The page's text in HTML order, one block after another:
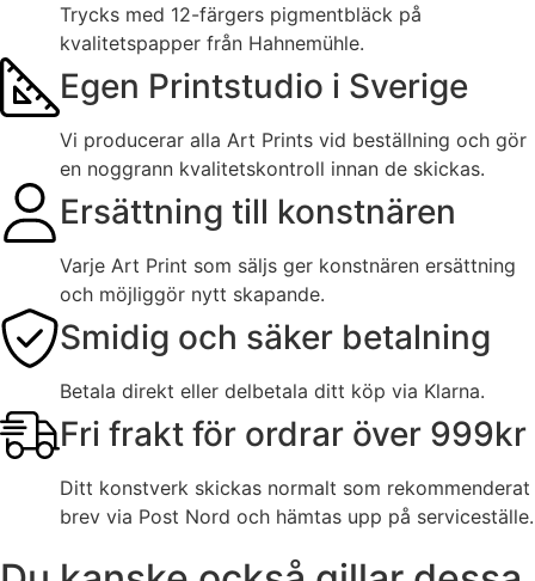
Trycks med 12-färgers pigmentbläck på
kvalitetspapper från Hahnemühle.
Egen Printstudio i Sverige
Vi producerar alla Art Prints vid beställning och gör
en noggrann kvalitetskontroll innan de skickas.
Ersättning till konstnären
Varje Art Print som säljs ger konstnären ersättning
och möjliggör nytt skapande.
Smidig och säker betalning
Betala direkt eller delbetala ditt köp via Klarna.
Fri frakt för ordrar över 999kr
Ditt konstverk skickas normalt som rekommenderat
brev via Post Nord och hämtas upp på serviceställe.